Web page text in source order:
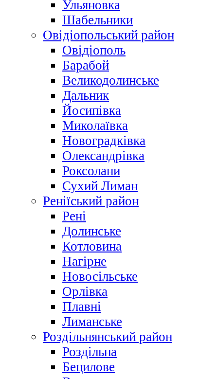
Ульяновка
Шабельники
Овідіопольський район
Овідіополь
Барабой
Великодолинське
Дальник
Йосипівка
Миколаївка
Новоградківка
Олександрівка
Роксолани
Сухий Лиман
Реніїський район
Рені
Долинське
Котловина
Нагірне
Новосільське
Орлівка
Плавні
Лиманське
Роздільнянський район
Роздільна
Бецилове